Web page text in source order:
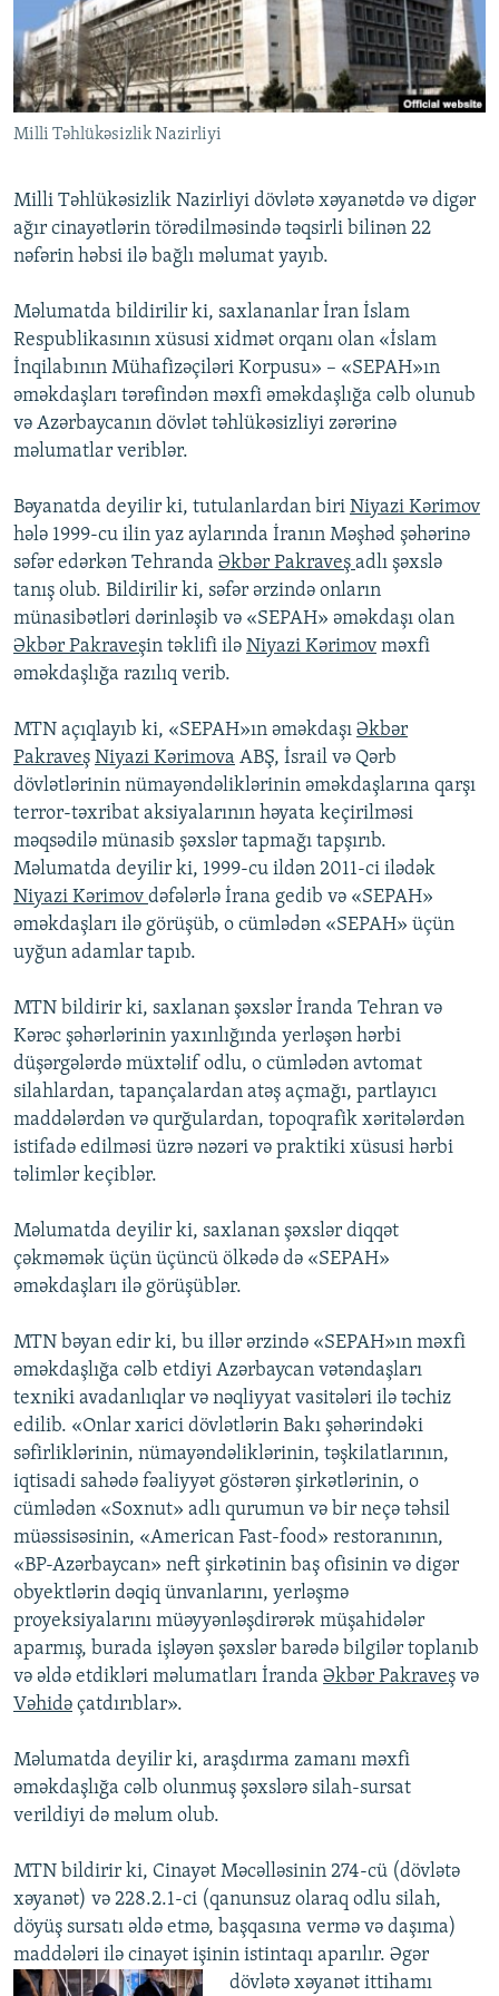
İNFOQRAFIKA
KARIKATURA
AZƏRBAYCAN ƏDƏBIYYATI KITABXANASI
İSLAM VƏ DEMOKRATIYA
İZ - MƏDƏNIYYƏT PROQRAMI
MISSIYAMIZ
PEŞƏ ETIKASI VƏ JURNALISTIKA STANDARTLARIMIZ
MATERIALLARIMIZDAN ISTIFADƏ
AZADLIQRADIOSU MOBIL TELEFONUNUZDA
XƏBƏR BÜLLETENLƏRIMIZ
BIZI IZLƏ
RFE/RL-in bütün saytları
Milli Təhlükəsizlik Nazirliyi
Milli Təhlükəsizlik Nazirliyi dövlətə xəyanətdə və digər
ağır cinayətlərin törədilməsində təqsirli bilinən 22
nəfərin həbsi ilə bağlı məlumat yayıb.
Məlumatda bildirilir ki, saxlananlar İran İslam
Respublikasının xüsusi xidmət orqanı olan «İslam
İnqilabının Mühafizəçiləri Korpusu» – «SEPAH»ın
əməkdaşları tərəfindən məxfi əməkdaşlığa cəlb olunub
və Azərbaycanın dövlət təhlükəsizliyi zərərinə
məlumatlar veriblər.
Bəyanatda deyilir ki, tutulanlardan biri Niyazi Kərimov
hələ 1999-cu ilin yaz aylarında İranın Məşhəd şəhərinə
səfər edərkən Tehranda Əkbər Pakraveş adlı şəxslə
tanış olub. Bildirilir ki, səfər ərzində onların
münasibətləri dərinləşib və «SEPAH» əməkdaşı olan
Əkbər Pakraveşin təklifi ilə Niyazi Kərimov məxfi
əməkdaşlığa razılıq verib.
MTN açıqlayıb ki, «SEPAH»ın əməkdaşı Əkbər
Pakraveş Niyazi Kərimova ABŞ, İsrail və Qərb
dövlətlərinin nümayəndəliklərinin əməkdaşlarına qarşı
terror-təxribat aksiyalarının həyata keçirilməsi
məqsədilə münasib şəxslər tapmağı tapşırıb.
Məlumatda deyilir ki, 1999-cu ildən 2011-ci ilədək
Niyazi Kərimov dəfələrlə İrana gedib və «SEPAH»
əməkdaşları ilə görüşüb, o cümlədən «SEPAH» üçün
uyğun adamlar tapıb.
MTN bildirir ki, saxlanan şəxslər İranda Tehran və
Kərəc şəhərlərinin yaxınlığında yerləşən hərbi
düşərgələrdə müxtəlif odlu, o cümlədən avtomat
silahlardan, tapançalardan atəş açmağı, partlayıcı
maddələrdən və qurğulardan, topoqrafik xəritələrdən
istifadə edilməsi üzrə nəzəri və praktiki xüsusi hərbi
təlimlər keçiblər.
Məlumatda deyilir ki, saxlanan şəxslər diqqət
çəkməmək üçün üçüncü ölkədə də «SEPAH»
əməkdaşları ilə görüşüblər.
MTN bəyan edir ki, bu illər ərzində «SEPAH»ın məxfi
əməkdaşlığa cəlb etdiyi Azərbaycan vətəndaşları
texniki avadanlıqlar və nəqliyyat vasitələri ilə təchiz
edilib. «Onlar xarici dövlətlərin Bakı şəhərindəki
səfirliklərinin, nümayəndəliklərinin, təşkilatlarının,
iqtisadi sahədə fəaliyyət göstərən şirkətlərinin, o
cümlədən «Soxnut» adlı qurumun və bir neçə təhsil
müəssisəsinin, «American Fast-food» restoranının,
«BP-Azərbaycan» neft şirkətinin baş ofisinin və digər
obyektlərin dəqiq ünvanlarını, yerləşmə
proyeksiyalarını müəyyənləşdirərək müşahidələr
aparmış, burada işləyən şəxslər barədə bilgilər toplanıb
və əldə etdikləri məlumatları İranda Əkbər Pakraveş və
Vəhidə çatdırıblar».
Məlumatda deyilir ki, araşdırma zamanı məxfi
əməkdaşlığa cəlb olunmuş şəxslərə silah-sursat
verildiyi də məlum olub.
MTN bildirir ki, Cinayət Məcəlləsinin 274-cü (dövlətə
xəyanət) və 228.2.1-ci (qanunsuz olaraq odlu silah,
döyüş sursatı əldə etmə, başqasına vermə və daşıma)
maddələri ilə cinayət işinin istintaqı aparılır. Əgər
dövlətə xəyanət ittihamı